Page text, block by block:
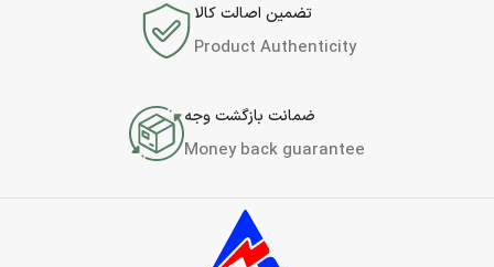
تضمین اصالت کالا
Product Authenticity
ضمانت بازگشت وجه
Money back guarantee